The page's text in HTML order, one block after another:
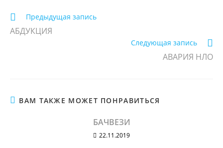
Еще
статьи
Предыдущая запись
АБДУКЦИЯ
Следующая запись
АВАРИЯ НЛО
ВАМ ТАКЖЕ МОЖЕТ ПОНРАВИТЬСЯ
БАЧВЕЗИ
22.11.2019